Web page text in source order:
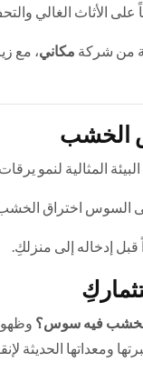
على الأثاث الغالي
من شركة مكاني، مع
الخشب
المثالية لنمو
السوس اختراق الخشب
إدخاله إلى منزلكِ.
فيه سوس؟
ومعداتها الحديثة